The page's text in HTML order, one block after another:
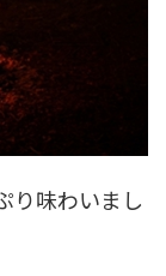
り味わいまし